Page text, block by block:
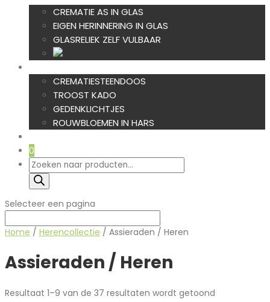
CREMATIE AS IN GLAS
EIGEN HERINNERING IN GLAS
GLASRELIEK ZELF VULBAAR
CREMATIESTEENDOOS
TROOST KADO
GEDENKLICHTJES
ROUWBLOEMEN IN HARS
0
Producten
zoeken
Selecteer een pagina
Home / Herencollectie / Assieraden / Heren
Assieraden / Heren
Resultaat 1–9 van de 37 resultaten wordt getoond